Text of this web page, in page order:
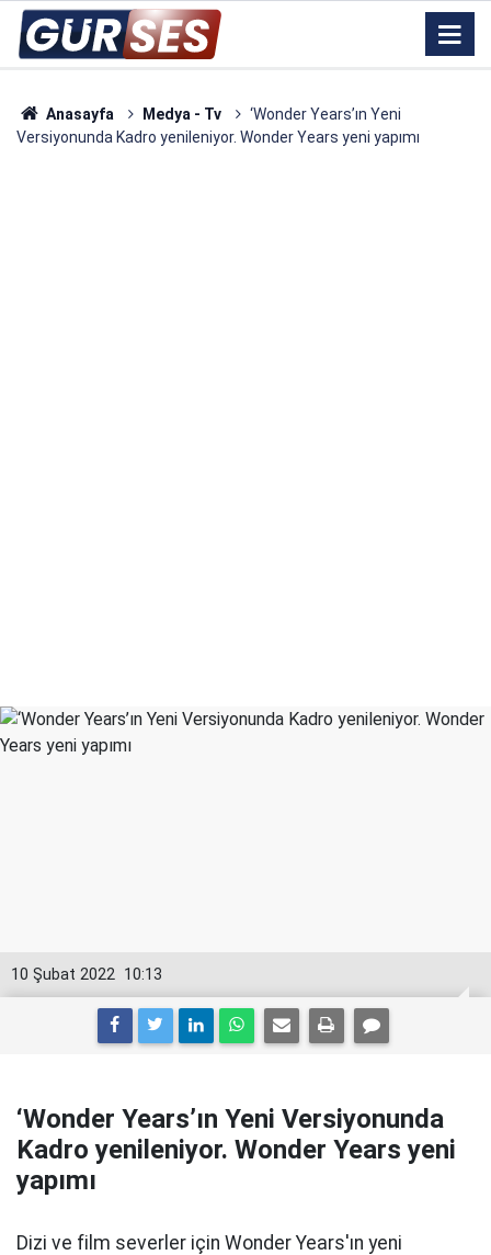
Anasayfa Medya - Tv
‘Wonder Years’ın Yeni
Versiyonunda Kadro yenileniyor. Wonder Years yeni yapımı
10:13
10 Şubat 2022
‘Wonder Years’ın Yeni Versiyonunda
Kadro yenileniyor. Wonder Years yeni
yapımı
Dizi ve film severler için Wonder Years'ın yeni